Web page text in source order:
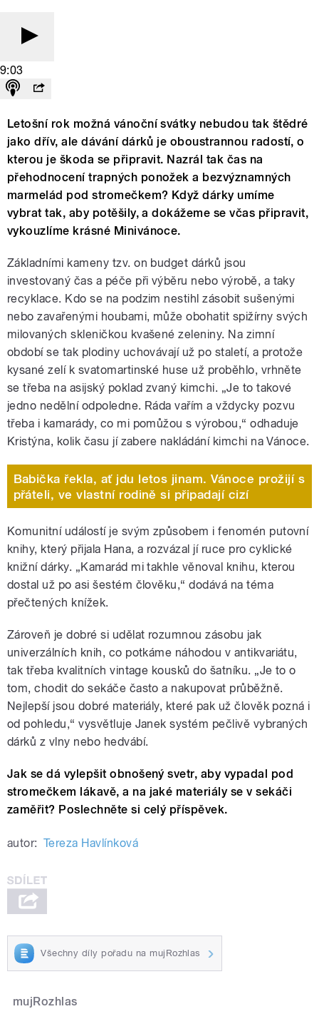
9:03
Letošní rok možná vánoční svátky nebudou tak štědré
jako dřív, ale dávání dárků je oboustrannou radostí, o
kterou je škoda se připravit. Nazrál tak čas na
přehodnocení trapných ponožek a bezvýznamných
marmelád pod stromečkem? Když dárky umíme
vybrat tak, aby potěšily, a dokážeme se včas připravit,
vykouzlíme krásné Minivánoce.
Základními kameny tzv. on budget dárků jsou
investovaný čas a péče při výběru nebo výrobě, a taky
recyklace. Kdo se na podzim nestihl zásobit sušenými
nebo zavařenými houbami, může obohatit spižírny svých
milovaných skleničkou kvašené zeleniny. Na zimní
období se tak plodiny uchovávají už po staletí, a protože
kysané zelí k svatomartinské huse už proběhlo, vrhněte
se třeba na asijský poklad zvaný kimchi. „Je to takové
jedno nedělní odpoledne. Ráda vařím a vždycky pozvu
třeba i kamarády, co mi pomůžou s výrobou,“ odhaduje
Kristýna, kolik času jí zabere nakládání kimchi na Vánoce.
Babička řekla, ať jdu letos jinam. Vánoce prožijí s
přáteli, ve vlastní rodině si připadají cizí
Komunitní událostí je svým způsobem i fenomén putovní
knihy, který přijala Hana, a rozvázal jí ruce pro cyklické
knižní dárky. „Kamarád mi takhle věnoval knihu, kterou
dostal už po asi šestém člověku,“ dodává na téma
přečtených knížek.
Zároveň je dobré si udělat rozumnou zásobu jak
univerzálních knih, co potkáme náhodou v antikvariátu,
tak třeba kvalitních vintage kousků do šatníku. „Je to o
tom, chodit do sekáče často a nakupovat průběžně.
Nejlepší jsou dobré materiály, které pak už člověk pozná i
od pohledu,“ vysvětluje Janek systém pečlivě vybraných
dárků z vlny nebo hedvábí.
Jak se dá vylepšit obnošený svetr, aby vypadal pod
stromečkem lákavě, a na jaké materiály se v sekáči
zaměřit? Poslechněte si celý příspěvek.
autor: Tereza Havlínková
Všechny díly pořadu na mujRozhlas
mujRozhlas